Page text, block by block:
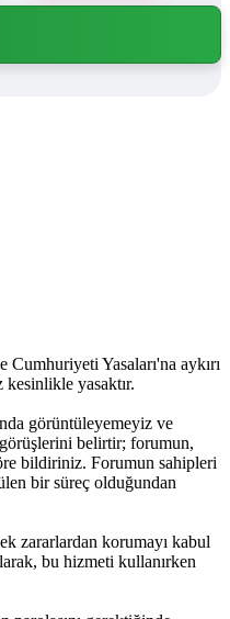
Yasaları'na aykırı
yasaktır.
görüntüleyemeyiz ve
belirtir; forumun,
bildiriniz. Forumun sahipleri
bir süreç olduğundan
zararlardan korumayı kabul
bu hizmeti kullanırken